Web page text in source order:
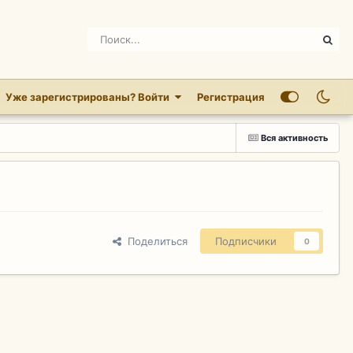
Уже зарегистрированы? Войти Регистрация
Вся активность
Поделиться Подписчики 0